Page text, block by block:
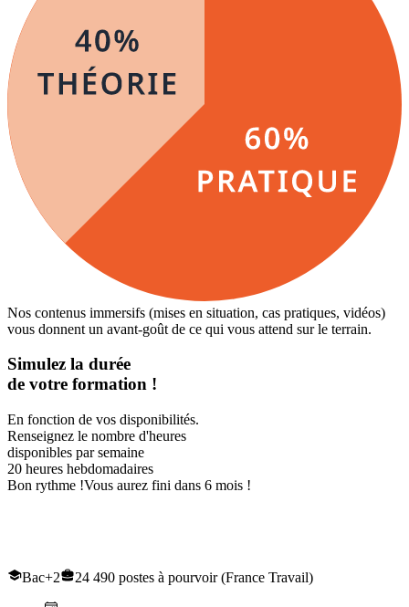
Nos contenus immersifs (mises en situation, cas pratiques, vidéos)
vous donnent un avant-goût de ce qui vous attend sur le terrain.
Simulez la durée
de votre formation !
En fonction de vos disponibilités.
Renseignez le nombre d'heures
disponibles par semaine
20 heures hebdomadaires
Bon rythme !Vous aurez fini dans 6 mois !
Bac+2 24 490 postes à pourvoir (France Travail)